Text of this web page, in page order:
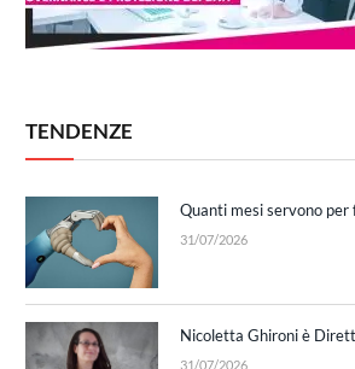
TENDENZE
Quanti mesi servono per
31/07/2026
Nicoletta Ghironi è
31/07/2026